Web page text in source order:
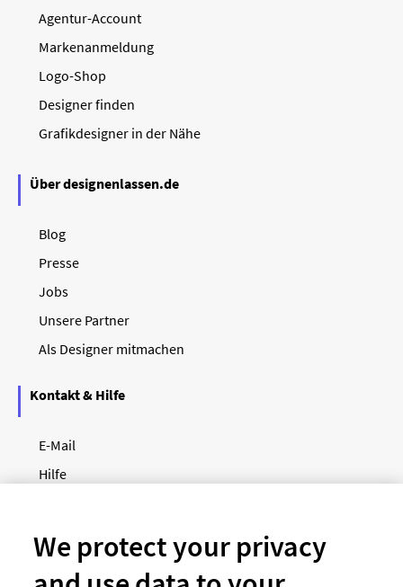
Agentur-Account
Markenanmeldung
Logo-Shop
Designer finden
Grafikdesigner in der Nähe
Über designenlassen.de
Blog
Presse
Jobs
Unsere Partner
Als Designer mitmachen
Kontakt & Hilfe
E-Mail
Hilfe
Unsere Zahlungsarten
We protect your privacy